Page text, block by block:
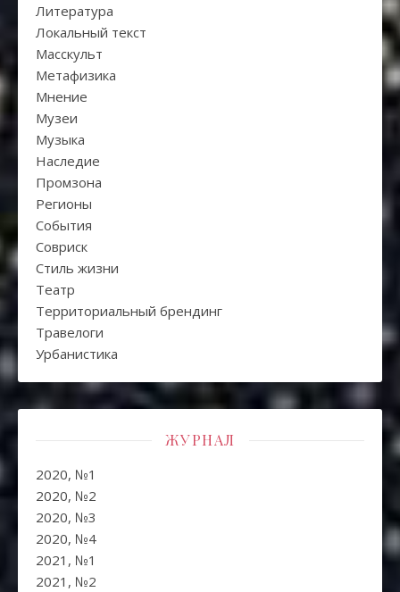
Литература
Локальный текст
Масскульт
Метафизика
Мнение
Музеи
Музыка
Наследие
Промзона
Регионы
События
Совриск
Стиль жизни
Театр
Территориальный брендинг
Травелоги
Урбанистика
ЖУРНАЛ
2020, №1
2020, №2
2020, №3
2020, №4
2021, №1
2021, №2